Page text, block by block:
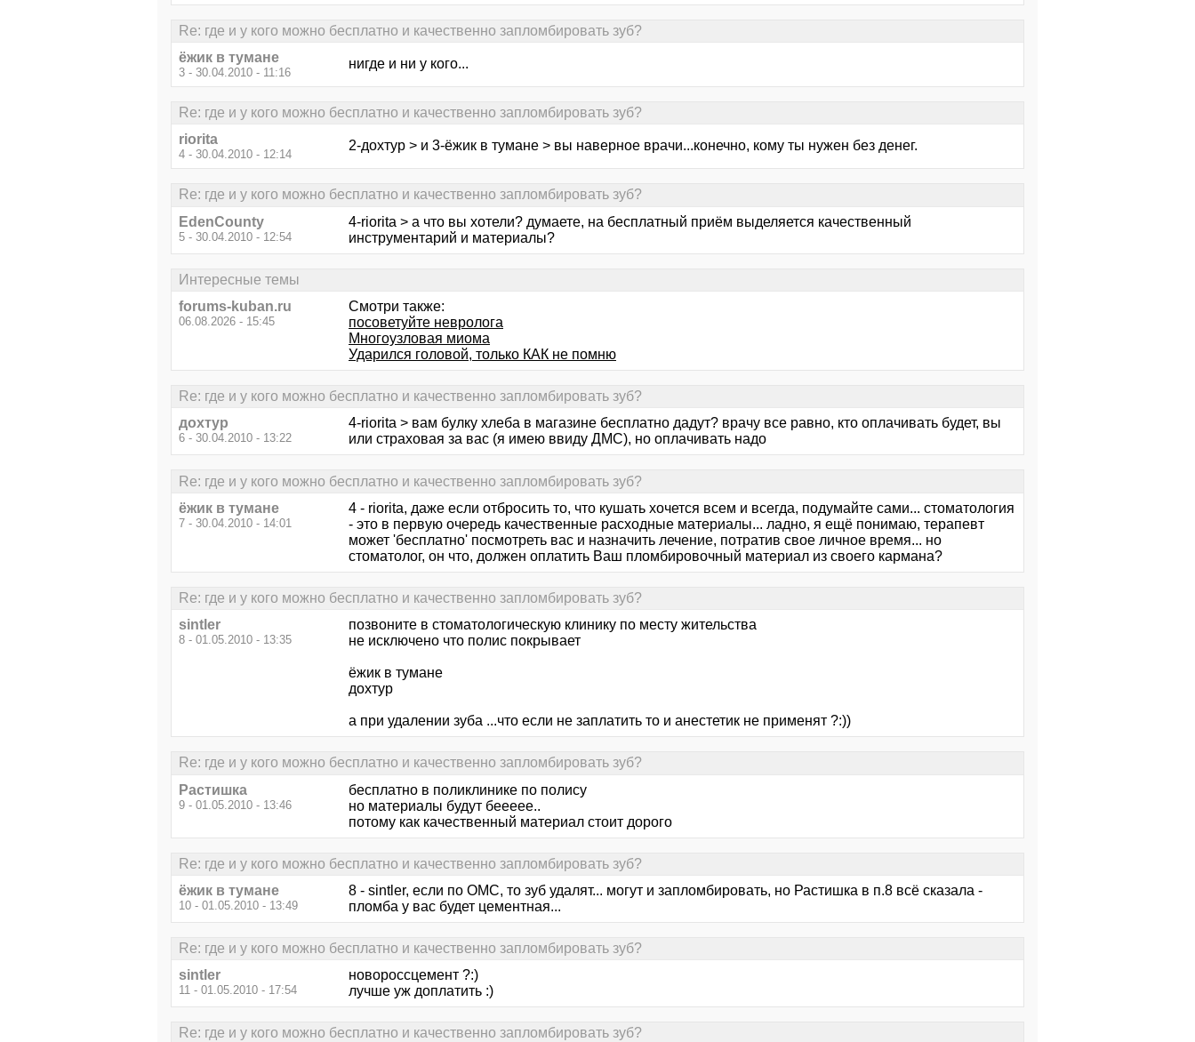
Re: где и у кого можно бесплатно и качественно запломбировать зуб?
ёжик в тумане
3 - 30.04.2010 - 11:16
нигде и ни у кого...
Re: где и у кого можно бесплатно и качественно запломбировать зуб?
riorita
4 - 30.04.2010 - 12:14
2-дохтур > и 3-ёжик в тумане > вы наверное врачи...конечно, кому ты нужен без денег.
Re: где и у кого можно бесплатно и качественно запломбировать зуб?
EdenCounty
5 - 30.04.2010 - 12:54
4-riorita > а что вы хотели? думаете, на бесплатный приём выделяется качественный
инструментарий и материалы?
Интересные темы
forums-kuban.ru
06.08.2026 - 15:45
Смотри также:
посоветуйте невролога
Многоузловая миома
Ударился головой, только КАК не помню
Re: где и у кого можно бесплатно и качественно запломбировать зуб?
дохтур
6 - 30.04.2010 - 13:22
4-riorita > вам булку хлеба в магазине бесплатно дадут? врачу все равно, кто оплачивать будет, вы
или страховая за вас (я имею ввиду ДМС), но оплачивать надо
Re: где и у кого можно бесплатно и качественно запломбировать зуб?
ёжик в тумане
7 - 30.04.2010 - 14:01
4 - riоritа, даже если отбросить то, что кушать хочется всем и всегда, подумайте сами... стоматология
- это в первую очередь качественные расходные материалы... ладно, я ещё понимаю, терапевт
может 'бесплатно' посмотреть вас и назначить лечение, потратив свое личное время... но
стоматолог, он что, должен оплатить Ваш пломбировочный материал из своего кармана?
Re: где и у кого можно бесплатно и качественно запломбировать зуб?
sintler
8 - 01.05.2010 - 13:35
позвоните в стоматологическую клинику по месту жительства
не исключено что полис покрывает
ёжик в тумане
дохтур
а при удалении зуба ...что если не заплатить то и анестетик не применят ?:))
Re: где и у кого можно бесплатно и качественно запломбировать зуб?
Растишка
9 - 01.05.2010 - 13:46
бесплатно в поликлинике по полису
но материалы будут беееее..
потому как качественный материал стоит дорого
Re: где и у кого можно бесплатно и качественно запломбировать зуб?
ёжик в тумане
10 - 01.05.2010 - 13:49
8 - sintler, если по ОМС, то зуб удалят... могут и запломбировать, но Растишка в п.8 всё сказала -
пломба у вас будет цементная...
Re: где и у кого можно бесплатно и качественно запломбировать зуб?
sintler
11 - 01.05.2010 - 17:54
новороссцемент ?:)
лучше уж доплатить :)
Re: где и у кого можно бесплатно и качественно запломбировать зуб?